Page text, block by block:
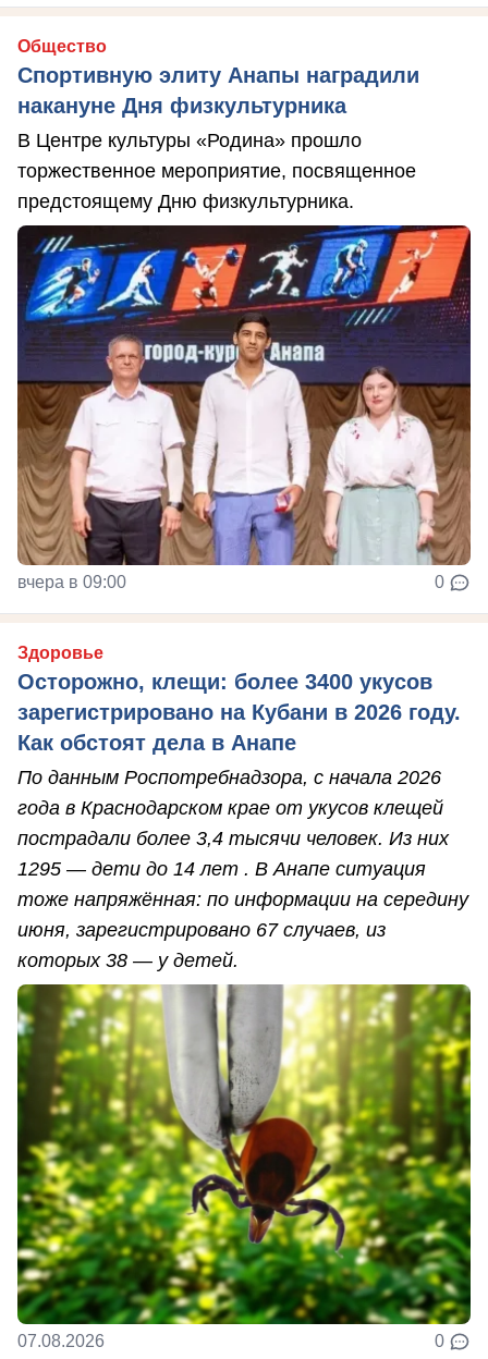
Общество
Спортивную элиту Анапы наградили
накануне Дня физкультурника
В Центре культуры «Родина» прошло
торжественное мероприятие, посвященное
предстоящему Дню физкультурника.
вчера в 09:00 0
Здоровье
Осторожно, клещи: более 3400 укусов
зарегистрировано на Кубани в 2026 году.
Как обстоят дела в Анапе
По данным Роспотребнадзора, с начала 2026
года в Краснодарском крае от укусов клещей
пострадали более 3,4 тысячи человек. Из них
1295 — дети до 14 лет . В Анапе ситуация
тоже напряжённая: по информации на середину
июня, зарегистрировано 67 случаев, из
которых 38 — у детей.
07.08.2026 0